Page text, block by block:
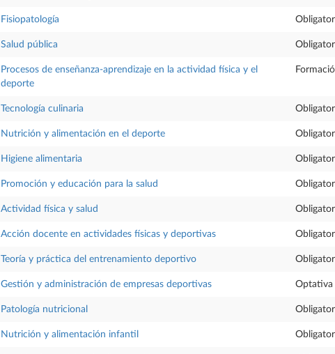
Fisiopatología
Salud pública
Procesos de enseñanza-aprendizaje en la actividad física y el
deporte
Tecnología culinaria
Nutrición y alimentación en el deporte
Higiene alimentaria
Promoción y educación para la salud
Actividad física y salud
Acción docente en actividades físicas y deportivas
Teoría y práctica del entrenamiento deportivo
Gestión y administración de empresas deportivas Optativa
Patología nutricional
Nutrición y alimentación infantil